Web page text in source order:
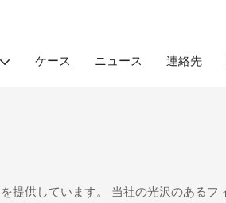
ケース ニュース 連絡先
供しています。 当社の光沢のある